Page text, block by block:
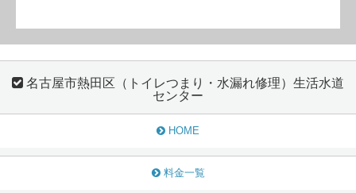
名古屋市熱田区（トイレつまり・水漏れ修理）生活水道
センター
HOME
料金一覧